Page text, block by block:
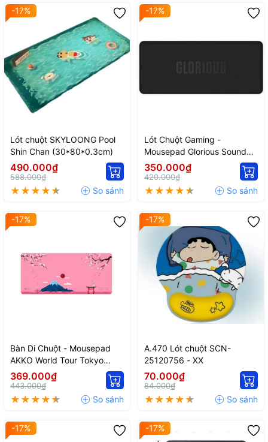
-17%
Lót chuột SKYLOONG Pool
Shin Chan (30*80*0.3cm)
490.000₫
588.000₫
-17%
Lót Chuột Gaming -
Mousepad Glorious Sound
Dampening | 75% TKL
350.000₫
420.000₫
-17%
Bàn Di Chuột - Mousepad
AKKO World Tour Tokyo
Extended
369.000₫
443.000₫
-17%
A.470 Lót chuột SCN-
25120756 - XX
70.000₫
84.000₫
-17% -17%